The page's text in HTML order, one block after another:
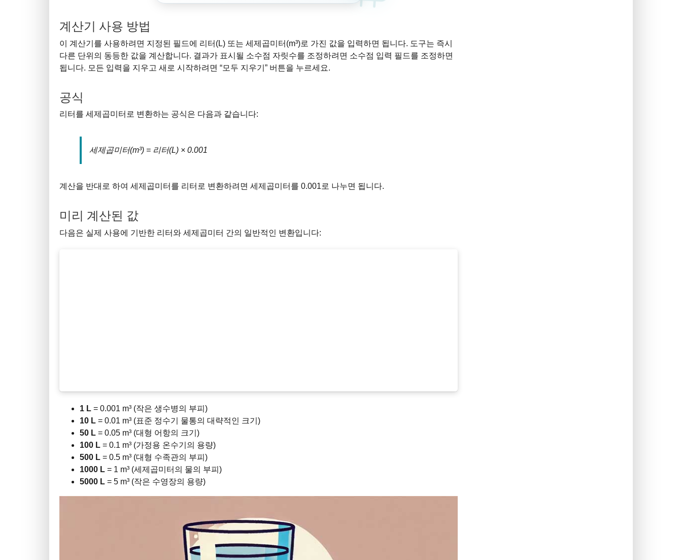
계산기 사용 방법
이 계산기를 사용하려면 지정된 필드에 리터(L) 또는 세제곱미터(m³)로 가진 값을 입력하면 됩니다. 도구는 즉시
다른 단위의 동등한 값을 계산합니다. 결과가 표시될 소수점 자릿수를 조정하려면 소수점 입력 필드를 조정하면
됩니다. 모든 입력을 지우고 새로 시작하려면 “모두 지우기” 버튼을 누르세요.
공식
리터를 세제곱미터로 변환하는 공식은 다음과 같습니다:
세제곱미터(m³) = 리터(L) × 0.001
계산을 반대로 하여 세제곱미터를 리터로 변환하려면 세제곱미터를 0.001로 나누면 됩니다.
미리 계산된 값
다음은 실제 사용에 기반한 리터와 세제곱미터 간의 일반적인 변환입니다:
1 L = 0.001 m³ (작은 생수병의 부피)
10 L = 0.01 m³ (표준 정수기 물통의 대략적인 크기)
50 L = 0.05 m³ (대형 어항의 크기)
100 L = 0.1 m³ (가정용 온수기의 용량)
500 L = 0.5 m³ (대형 수족관의 부피)
1000 L = 1 m³ (세제곱미터의 물의 부피)
5000 L = 5 m³ (작은 수영장의 용량)